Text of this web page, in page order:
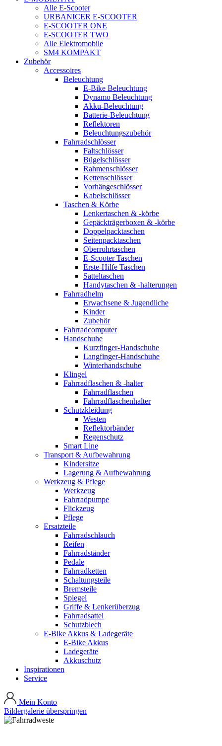
Alle E-Scooter
URBANICER E-SCOOTER
E-SCOOTER ONE
E-SCOOTER TWO
Alle Elektromobile
SM4 KOMPAKT
Zubehör
Accessoires
Beleuchtung
E-Bike Beleuchtung
Dynamo Beleuchtung
Akku-Beleuchtung
Batterie-Beleuchtung
Reflektoren
Beleuchtungszubehör
Fahrradschlösser
Faltschlösser
Bügelschlösser
Rahmenschlösser
Kettenschlösser
Vorhängeschlösser
Kabelschlösser
Taschen & Körbe
Lenkertaschen & -körbe
Gepäckträgerboxen & -körbe
Doppelpacktaschen
Seitenpacktaschen
Oberrohrtaschen
E-Scooter Taschen
Erste-Hilfe Taschen
Satteltaschen
Handytaschen & -halterungen
Fahrradhelm
Erwachsene & Jugendliche
Kinder
Zubehör
Fahrradcomputer
Handschuhe
Kurzfinger-Handschuhe
Langfinger-Handschuhe
Winterhandschuhe
Klingel
Fahrradflaschen & -halter
Fahrradflaschen
Fahrradflaschenhalter
Schutzkleidung
Westen
Reflektorbänder
Regenschutz
Smart Line
Transport & Aufbewahrung
Kindersitze
Lagerung & Aufbewahrung
Werkzeug & Pflege
Werkzeug
Fahrradpumpe
Flickzeug
Pflege
Ersatzteile
Fahrradschlauch
Reifen
Fahrradständer
Pedale
Fahrradketten
Schaltungsteile
Bremsteile
Spiegel
Griffe & Lenkerüberzug
Fahrradsattel
Schutzblech
E-Bike Akkus & Ladegeräte
E-Bike Akkus
Ladegeräte
Akkuschutz
Inspirationen
Service
Mein Konto
Bildergalerie überspringen